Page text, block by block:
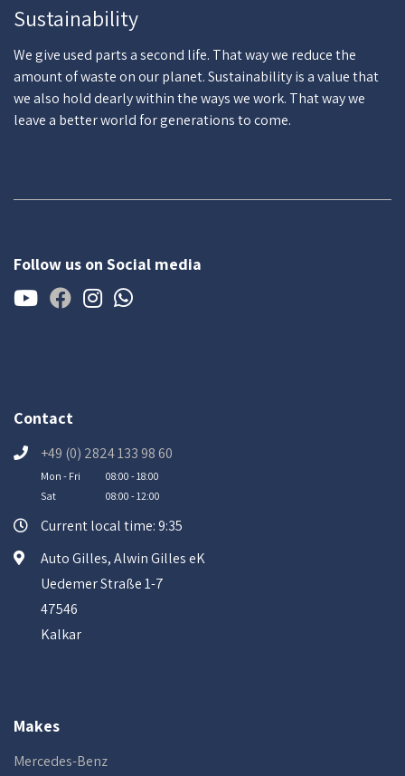
Sustainability
We give used parts a second life. That way we reduce the
amount of waste on our planet. Sustainability is a value that
we also hold dearly within the ways we work. That way we
leave a better world for generations to come.
Follow us on Social media
Contact
+49 (0) 2824 133 98 60
Mon - Fri
08:00 - 18:00
Sat
08:00 - 12:00
Current local time: 9:35
Auto Gilles, Alwin Gilles eK
Uedemer Straße 1-7
47546
Kalkar
Makes
Mercedes-Benz